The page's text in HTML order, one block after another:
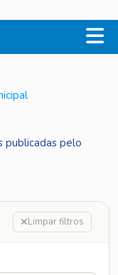
publicadas pelo
Limpar filtros